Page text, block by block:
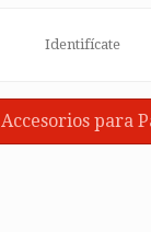
Identifícate
Accesorios para